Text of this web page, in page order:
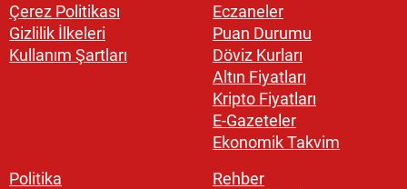
Çerez Politikası
Gizlilik İlkeleri
Kullanım Şartları
Eczaneler
Puan Durumu
Döviz Kurları
Altın Fiyatları
Kripto Fiyatları
E-Gazeteler
Ekonomik Takvim
Politika
Rehber